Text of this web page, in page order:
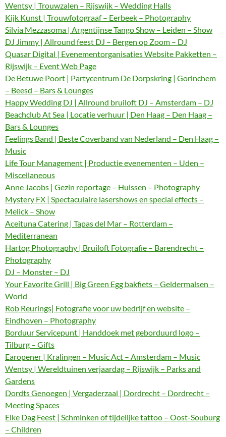
Wentsy | Trouwzalen – Rijswijk – Wedding Halls
Kijk Kunst | Trouwfotograaf – Eerbeek – Photography
Silvia Mezzasoma | Argentijnse Tango Show – Leiden – Show
DJ Jimmy | Allround feest DJ – Bergen op Zoom – DJ
Quasar Digital | Evenementorganisaties Website Pakketten –
Rijswijk – Event Web Page
De Betuwe Poort | Partycentrum De Dorpskring | Gorinchem
– Beesd – Bars & Lounges
Happy Wedding DJ | Allround bruiloft DJ – Amsterdam – DJ
Beachclub At Sea | Locatie verhuur | Den Haag – Den Haag –
Bars & Lounges
Feelings Band | Beste Coverband van Nederland – Den Haag –
Music
Life Tour Management | Productie evenementen – Uden –
Miscellaneous
Anne Jacobs | Gezin reportage – Huissen – Photography
Mystery FX | Spectaculaire lasershows en special effects –
Melick – Show
Aceituna Catering | Tapas del Mar – Rotterdam –
Mediterranean
Hartog Photography | Bruiloft Fotografie – Barendrecht –
Photography
DJ – Monster – DJ
Your Favorite Grill | Big Green Egg bakfiets – Geldermalsen –
World
Rob Reurings| Fotografie voor uw bedrijf en website –
Eindhoven – Photography
Borduur Servicepunt | Handdoek met geborduurd logo –
Tilburg – Gifts
Earopener | Kralingen – Music Act – Amsterdam – Music
Wentsy | Wereldtuinen verjaardag – Rijswijk – Parks and
Gardens
Dordts Genoegen | Vergaderzaal | Dordrecht – Dordrecht –
Meeting Spaces
Elke Dag Feest | Schminken of tijdelijke tattoo – Oost-Souburg
– Children